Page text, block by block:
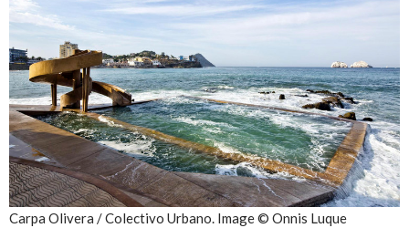
Carpa Olivera / Colectivo Urbano. Image © Onnis Luque